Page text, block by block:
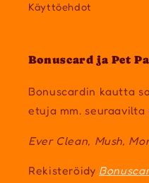
Käyttöehdot
Bonuscard ja Pet
Bonuscardin kautta
etuja mm. seuraavilta
Ever Clean, Mush,
Rekisteröidy